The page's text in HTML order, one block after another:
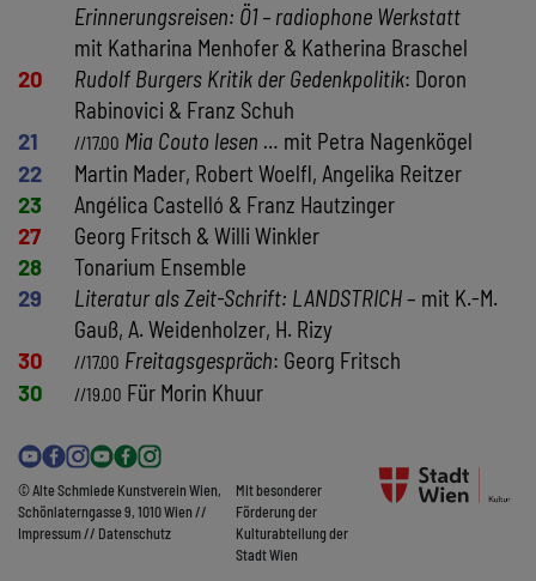
Erinnerungsreisen: Ö1 – radiophone Werkstatt
mit Katharina Menhofer & Katherina Braschel
20
Rudolf Burgers Kritik der Gedenkpolitik: Doron
Rabinovici & Franz Schuh
21
//17.00 Mia Couto lesen … mit Petra Nagenkögel
22
Martin Mader, Robert Woelfl, Angelika Reitzer
23
Angélica Castelló & Franz Hautzinger
27
Georg Fritsch & Willi Winkler
28
Tonarium Ensemble
29
Literatur als Zeit-Schrift: LANDSTRICH– mit K.-M.
Gauß, A. Weidenholzer, H. Rizy
30
//17.00 Freitagsgespräch: Georg Fritsch
30
//19.00 Für Morin Khuur
© Alte Schmiede Kunstverein Wien,
Schönlaterngasse 9, 1010 Wien //
Impressum// Datenschutz
Mit besonderer
Förderung der
Kulturabteilung der
Stadt Wien